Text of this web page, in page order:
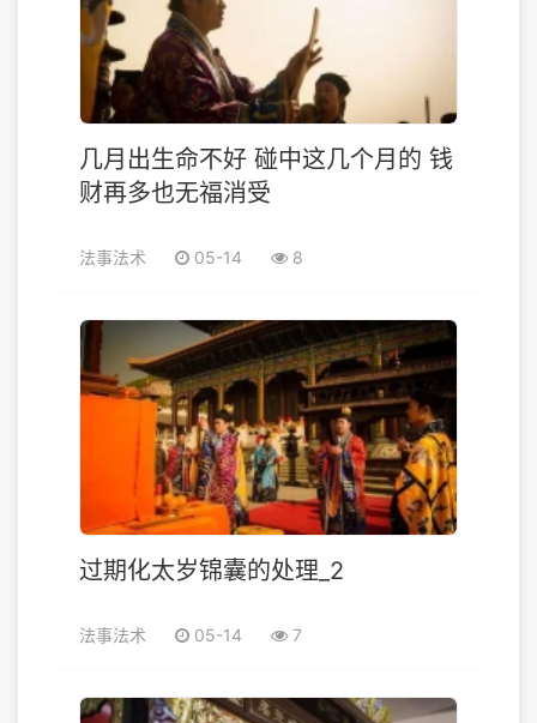
几月出生命不好 碰中这几个月的 钱
财再多也无福消受
法事法术 05-14 8
过期化太岁锦囊的处理_2
法事法术 05-14 7